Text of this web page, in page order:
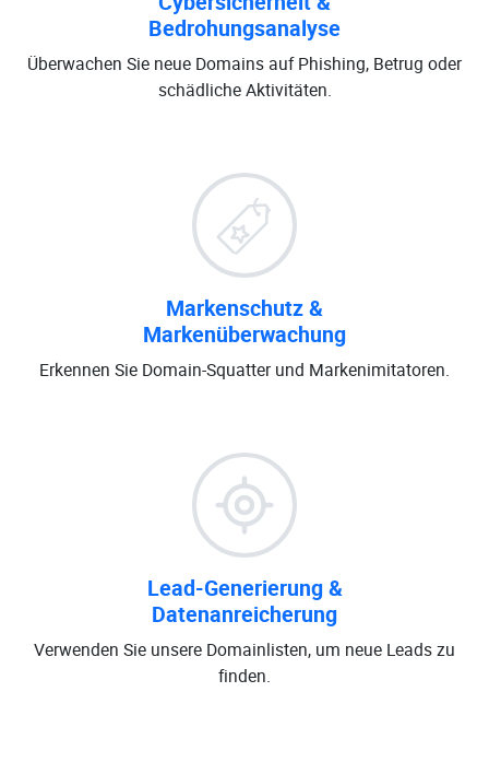
Bedrohungsanalyse
Überwachen Sie neue Domains auf Phishing, Betrug oder
schädliche Aktivitäten.
Markenschutz &
Markenüberwachung
Erkennen Sie Domain-Squatter und Markenimitatoren.
Lead-Generierung &
Datenanreicherung
Verwenden Sie unsere Domainlisten, um neue Leads zu
finden.